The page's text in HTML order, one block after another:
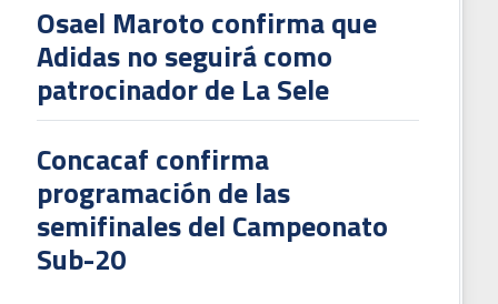
Osael Maroto confirma que
Adidas no seguirá como
patrocinador de La Sele
Concacaf confirma
programación de las
semifinales del Campeonato
Sub-20